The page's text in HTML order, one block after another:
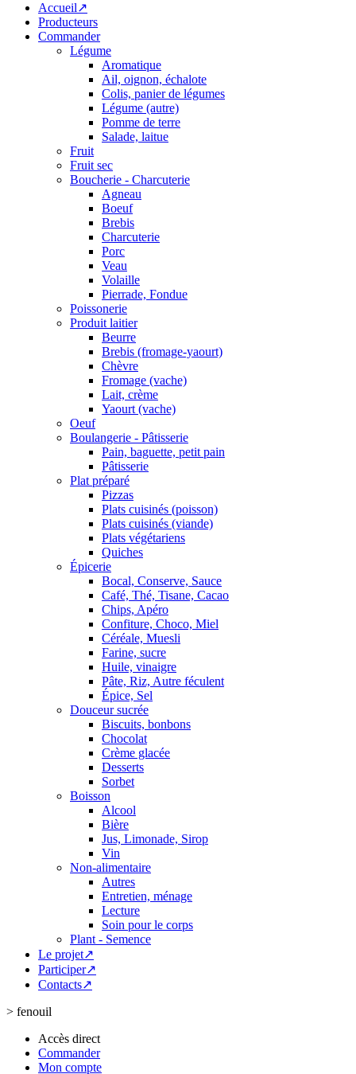
Accueil↗
Producteurs
Commander
Légume
Aromatique
Ail, oignon, échalote
Colis, panier de légumes
Légume (autre)
Pomme de terre
Salade, laitue
Fruit
Fruit sec
Boucherie - Charcuterie
Agneau
Boeuf
Brebis
Charcuterie
Porc
Veau
Volaille
Pierrade, Fondue
Poissonerie
Produit laitier
Beurre
Brebis (fromage-yaourt)
Chèvre
Fromage (vache)
Lait, crème
Yaourt (vache)
Oeuf
Boulangerie - Pâtisserie
Pain, baguette, petit pain
Pâtisserie
Plat préparé
Pizzas
Plats cuisinés (poisson)
Plats cuisinés (viande)
Plats végétariens
Quiches
Épicerie
Bocal, Conserve, Sauce
Café, Thé, Tisane, Cacao
Chips, Apéro
Confiture, Choco, Miel
Céréale, Muesli
Farine, sucre
Huile, vinaigre
Pâte, Riz, Autre féculent
Épice, Sel
Douceur sucrée
Biscuits, bonbons
Chocolat
Crème glacée
Desserts
Sorbet
Boisson
Alcool
Bière
Jus, Limonade, Sirop
Vin
Non-alimentaire
Autres
Entretien, ménage
Lecture
Soin pour le corps
Plant - Semence
Le projet↗
Participer↗
Contacts↗
> fenouil
Accès direct
Commander
Mon compte